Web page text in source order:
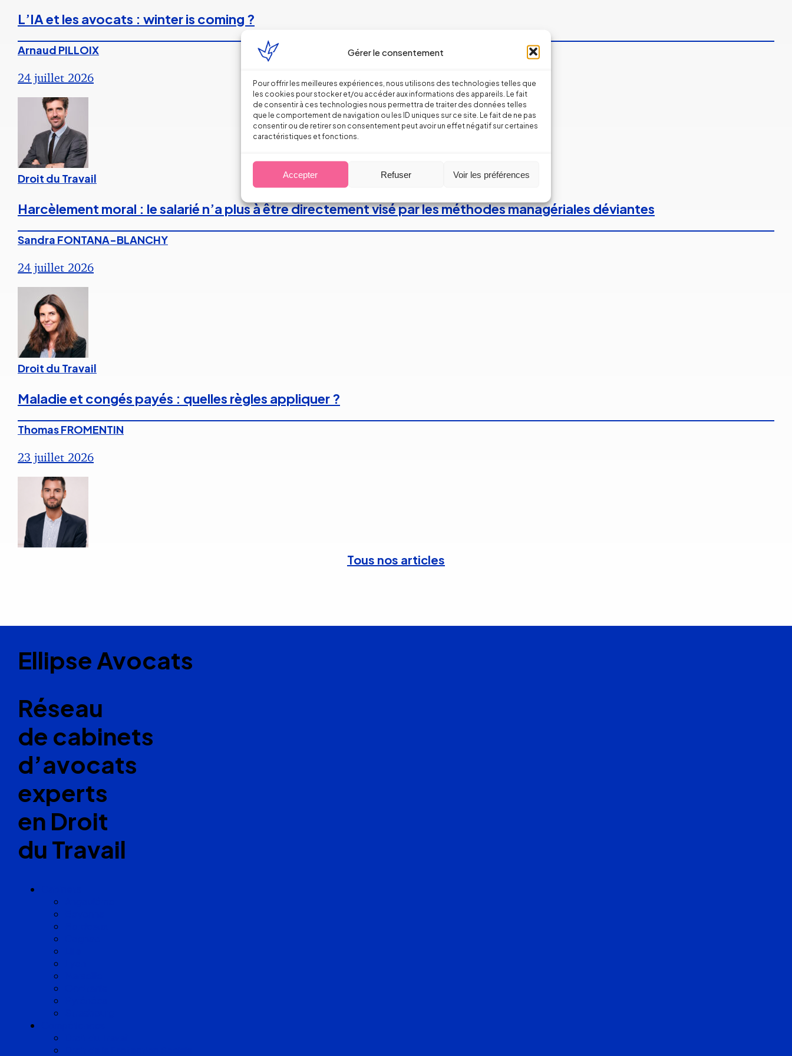
Gérer le consentement
Pour offrir les meilleures expériences, nous utilisons des technologies telles que
les cookies pour stocker et/ou accéder aux informations des appareils. Le fait
de consentir à ces technologies nous permettra de traiter des données telles
que le comportement de navigation ou les ID uniques sur ce site. Le fait de ne pas
consentir ou de retirer son consentement peut avoir un effet négatif sur certaines
caractéristiques et fonctions.
Accepter Refuser Voir les préférences
L’IA et les avocats : winter is coming ?
Arnaud PILLOIX
24 juillet 2026
Droit du Travail
Harcèlement moral : le salarié n’a plus à être directement visé par les méthodes managériales déviantes
Sandra FONTANA-BLANCHY
24 juillet 2026
Droit du Travail
Maladie et congés payés : quelles règles appliquer ?
Thomas FROMENTIN
23 juillet 2026
Tous nos articles
Ellipse Avocats
Réseau
de cabinets
d’avocats
experts
en Droit
du Travail